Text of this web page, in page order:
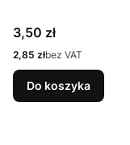
Cena
3,50 zł
Cena
2,85 złbez VAT
Do koszyka